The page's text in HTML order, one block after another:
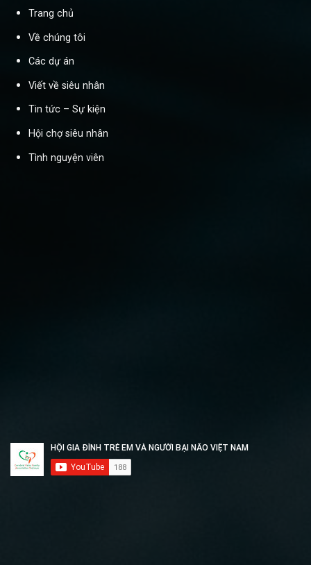
Trang chủ
Về chúng tôi
Các dự án
Viết về siêu nhân
Tin tức – Sự kiện
Hội chợ siêu nhân
Tình nguyện viên